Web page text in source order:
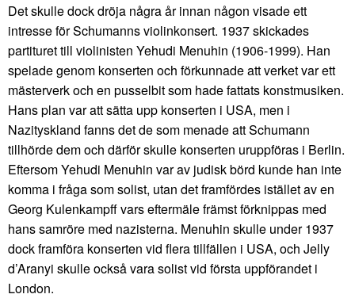
Det skulle dock dröja några år innan någon visade ett
intresse för Schumanns violinkonsert. 1937 skickades
partituret till violinisten Yehudi Menuhin (1906-1999). Han
spelade genom konserten och förkunnade att verket var ett
mästerverk och en pusselbit som hade fattats konstmusiken.
Hans plan var att sätta upp konserten i USA, men i
Nazityskland fanns det de som menade att Schumann
tillhörde dem och därför skulle konserten uruppföras i Berlin.
Eftersom Yehudi Menuhin var av judisk börd kunde han inte
komma i fråga som solist, utan det framfördes istället av en
Georg Kulenkampff vars eftermäle främst förknippas med
hans samröre med nazisterna. Menuhin skulle under 1937
dock framföra konserten vid flera tillfällen i USA, och Jelly
d’Aranyi skulle också vara solist vid första uppförandet i
London.